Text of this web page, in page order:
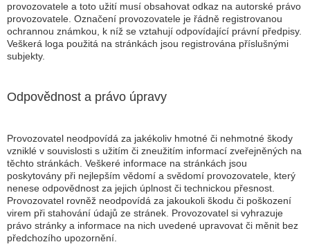
provozovatele a toto užití musí obsahovat odkaz na autorské právo
provozovatele. Označení provozovatele je řádně registrovanou
ochrannou známkou, k níž se vztahují odpovídající právní předpisy.
Veškerá loga použitá na stránkách jsou registrována příslušnými
subjekty.
Odpovědnost a právo úpravy
Provozovatel neodpovídá za jakékoliv hmotné či nehmotné škody
vzniklé v souvislosti s užitím či zneužitím informací zveřejněných na
těchto stránkách. Veškeré informace na stránkách jsou
poskytovány při nejlepším vědomí a svědomí provozovatele, který
nenese odpovědnost za jejich úplnost či technickou přesnost.
Provozovatel rovněž neodpovídá za jakoukoli škodu či poškození
virem při stahování údajů ze stránek. Provozovatel si vyhrazuje
právo stránky a informace na nich uvedené upravovat či měnit bez
předchozího upozornění.